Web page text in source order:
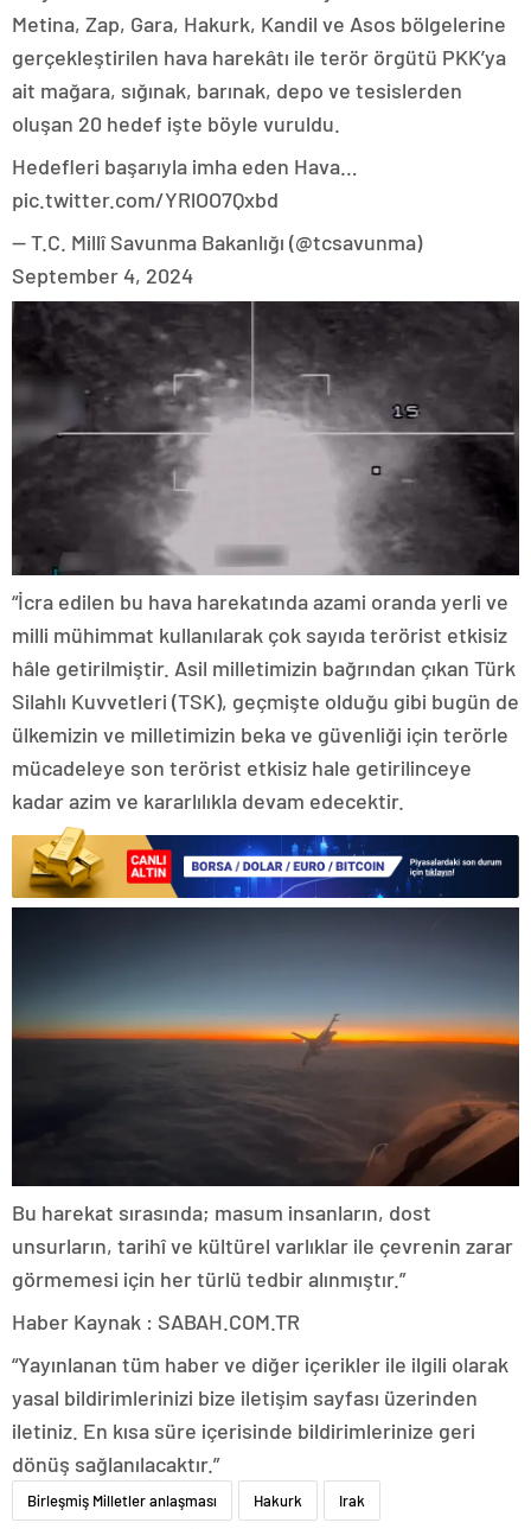
Metina, Zap, Gara, Hakurk, Kandil ve Asos bölgelerine
gerçekleştirilen hava harekâtı ile terör örgütü PKK’ya
ait mağara, sığınak, barınak, depo ve tesislerden
oluşan 20 hedef işte böyle vuruldu.
Hedefleri başarıyla imha eden Hava…
pic.twitter.com/YRlOO7Qxbd
— T.C. Millî Savunma Bakanlığı (@tcsavunma)
September 4, 2024
“İcra edilen bu hava harekatında azami oranda yerli ve
milli mühimmat kullanılarak çok sayıda terörist etkisiz
hâle getirilmiştir. Asil milletimizin bağrından çıkan Türk
Silahlı Kuvvetleri (TSK), geçmişte olduğu gibi bugün de
ülkemizin ve milletimizin beka ve güvenliği için terörle
mücadeleye son terörist etkisiz hale getirilinceye
kadar azim ve kararlılıkla devam edecektir.
Bu harekat sırasında; masum insanların, dost
unsurların, tarihî ve kültürel varlıklar ile çevrenin zarar
görmemesi için her türlü tedbir alınmıştır.”
Haber Kaynak : SABAH.COM.TR
“Yayınlanan tüm haber ve diğer içerikler ile ilgili olarak
yasal bildirimlerinizi bize iletişim sayfası üzerinden
iletiniz. En kısa süre içerisinde bildirimlerinize geri
dönüş sağlanılacaktır.”
Birleşmiş Milletler anlaşması Hakurk Irak